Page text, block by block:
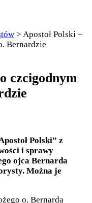
> Apostoł Polski –
Bernardzie
czcigodnym
Polski” z
i sprawy
ojca Bernarda
Można je
o. Bernarda